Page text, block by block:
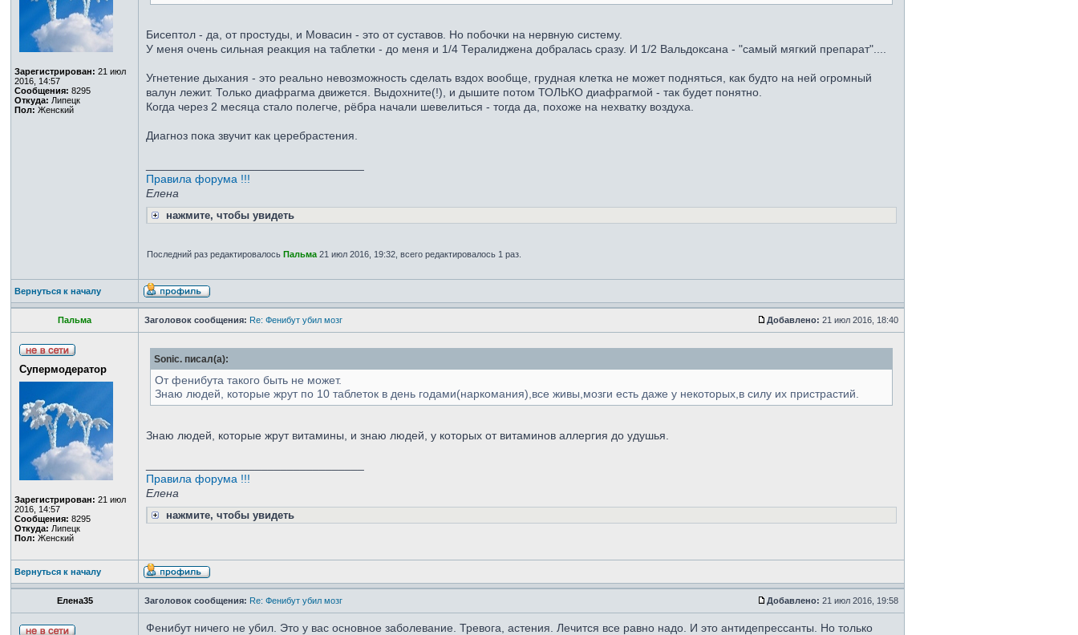
Зарегистрирован: 21 июл
2016, 14:57
Сообщения: 8295
Откуда: Липецк
Пол: Женский
Бисептол - да, от простуды, и Мовасин - это от суставов. Но побочки на нервную систему.
У меня очень сильная реакция на таблетки - до меня и 1/4 Тералиджена добралась сразу. И 1/2 Вальдоксана - "самый мягкий препарат"....
Угнетение дыхания - это реально невозможность сделать вздох вообще, грудная клетка не может подняться, как будто на ней огромный
валун лежит. Только диафрагма движется. Выдохните(!), и дышите потом ТОЛЬКО диафрагмой - так будет понятно.
Когда через 2 месяца стало полегче, рёбра начали шевелиться - тогда да, похоже на нехватку воздуха.
Диагноз пока звучит как церебрастения.
Правила форума !!!
Елена
нажмите, чтобы увидеть
Последний раз редактировалосьПальма 21 июл 2016, 19:32, всего редактировалось 1 раз.
Вернуться к началу
Пальма Заголовок сообщения: Re: Фенибут убил мозг Добавлено: 21 июл 2016, 18:40
Супермодератор
Зарегистрирован: 21 июл
2016, 14:57
Сообщения: 8295
Откуда: Липецк
Пол: Женский
Sonic. писал(а):
От фенибута такого быть не может.
Знаю людей, которые жрут по 10 таблеток в день годами(наркомания),все живы,мозги есть даже у некоторых,в силу их пристрастий.
Знаю людей, которые жрут витамины, и знаю людей, у которых от витаминов аллергия до удушья.
Правила форума !!!
Елена
нажмите, чтобы увидеть
Вернуться к началу
Елена35 Заголовок сообщения: Re: Фенибут убил мозг Добавлено: 21 июл 2016, 19:58
Фенибут ничего не убил. Это у вас основное заболевание. Тревога, астения. Лечится все равно надо. И это антидепрессанты. Но только